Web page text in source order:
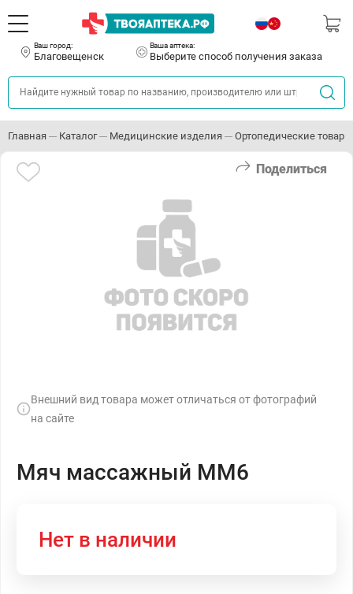
Ваш город:
Благовещенск
Ваша аптека:
Выберите способ получения заказа
Главная Каталог Медицинские изделия Ортопедические товары
Поделиться
Внешний вид товара может отличаться от фотографий
на сайте
Мяч массажный ММ6
Нет в наличии